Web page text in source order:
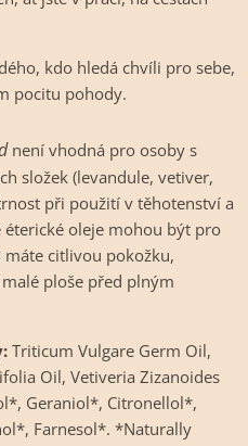
kdo hledá chvíli pro sebe,
pocitu pohody.
není vhodná pro osoby s
složek (levandule, vetiver,
při použití v těhotenství a
oleje mohou být pro
citlivou pokožku,
ploše před plným
Triticum Vulgare Germ Oil,
Oil, Vetiveria Zizanoides
Geraniol*, Citronellol*,
Farnesol*. *Naturally